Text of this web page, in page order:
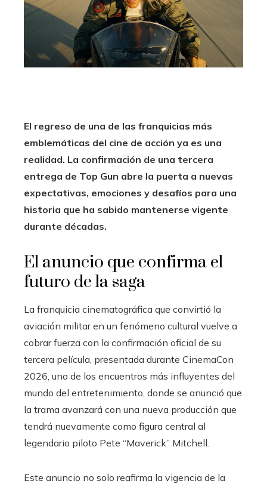
El regreso de una de las franquicias más
emblemáticas del cine de acción ya es una
realidad. La confirmación de una tercera
entrega de Top Gun abre la puerta a nuevas
expectativas, emociones y desafíos para una
historia que ha sabido mantenerse vigente
durante décadas.
El anuncio que confirma el
futuro de la saga
La franquicia cinematográfica que convirtió la
aviación militar en un fenómeno cultural vuelve a
cobrar fuerza con la confirmación oficial de su
tercera película, presentada durante CinemaCon
2026, uno de los encuentros más influyentes del
mundo del entretenimiento, donde se anunció que
la trama avanzará con una nueva producción que
tendrá nuevamente como figura central al
legendario piloto Pete “Maverick” Mitchell.
Este anuncio no solo reafirma la vigencia de la